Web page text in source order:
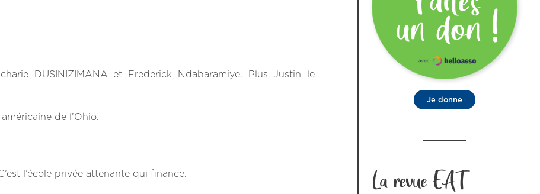
DUSINIZIMANA et Frederick Ndabaramiye. Plus Justin le
de l’Ohio.
l’école privée attenante qui finance.
Je donne
La revue EAT